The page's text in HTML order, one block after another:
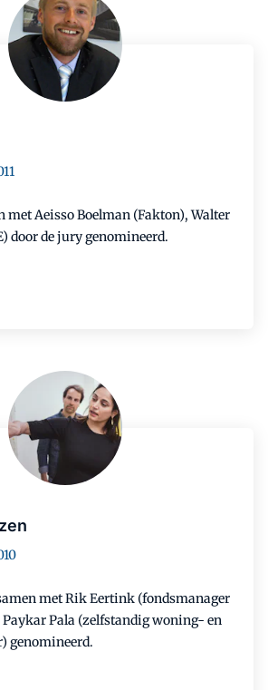
met Aeisso Boelman (Fakton), Walter
door de jury genomineerd.
met Rik Eertink (fondsmanager
Paykar Pala (zelfstandig woning- en
genomineerd.